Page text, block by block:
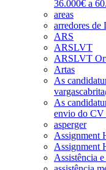
36.000€ a
areas
arredores de
ARS
ARSLVT
ARSLVT
Artas
As
As
envio do CV
asperger
Assignment
Assignment
Assistência